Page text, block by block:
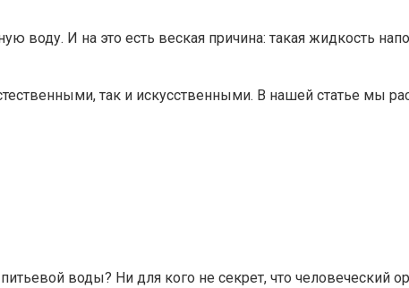
воду. И на это есть веская причина: такая жидкость
так и искусственными. В нашей статье мы
воды? Ни для кого не секрет, что человеческий